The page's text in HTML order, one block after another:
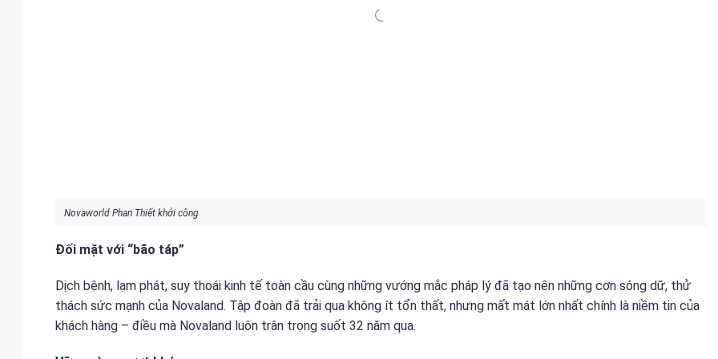
Novaworld Phan Thiết khởi công
Đối mặt với “bão táp”
Dịch bệnh, lạm phát, suy thoái kinh tế toàn cầu cùng những vướng mắc pháp lý đã tạo nên những cơn sóng dữ, thử
thách sức mạnh của Novaland. Tập đoàn đã trải qua không ít tổn thất, nhưng mất mát lớn nhất chính là niềm tin của
khách hàng – điều mà Novaland luôn trân trọng suốt 32 năm qua.